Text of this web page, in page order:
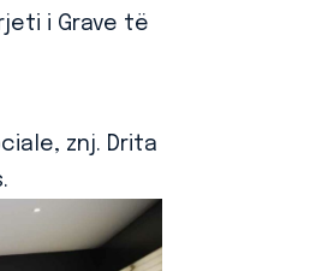
i Grave të
znj. Drita